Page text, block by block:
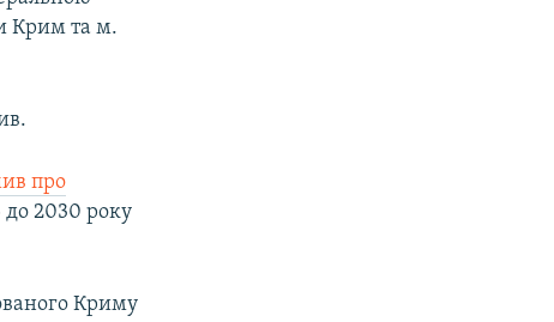
Крим та м.
про
до 2030 року
Криму